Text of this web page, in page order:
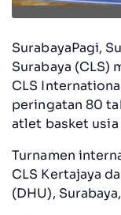
SurabayaPagi,
Surabaya (CLS)
CLS
peringatan 80
atlet basket usia
Turnamen
CLS Kertajaya
(DHU),